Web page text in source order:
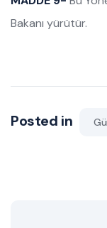
Bakanı yürütür.
Posted in